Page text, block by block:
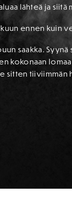
lähteä ja
ennen kuin
saakka.
kokonaan
sitten tiiviimmän